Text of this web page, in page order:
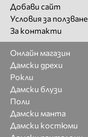
Добави сайт
Условия за ползване
За контакти
Онлайн магазин
Дамски дрехи
Рокли
Дамски блузи
Поли
Дамски манта
Дамски костюми